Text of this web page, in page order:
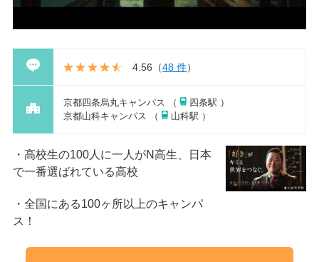
4.56 （48 件）
京都四条烏丸キャンパス （
四条駅 ）
京都山科キャンパス （
山科駅 ）
高校生の100人に一人がN高生、日本
で一番選ばれている高校
全国にある100ヶ所以上のキャンパ
ス！